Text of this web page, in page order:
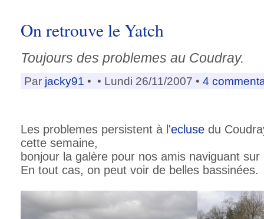
On retrouve le Yatch
Toujours des problemes au Coudray.
Par jacky91 • • Lundi 26/11/2007 • 4
Les problemes persistent à l'ecluse du
cette semaine,
bonjour la galère pour nos amis naviguant
En tout cas, on peut voir de belles bassinées.